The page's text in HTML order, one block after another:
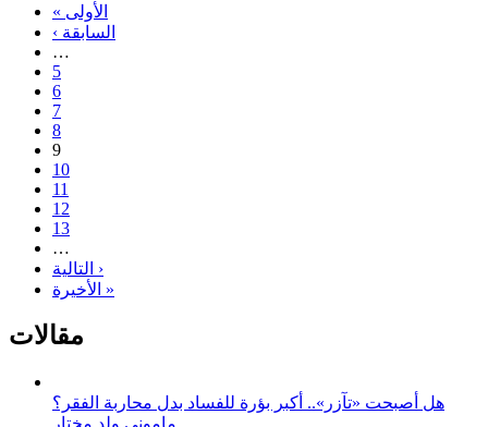
« الأولى
‹ السابقة
…
5
6
7
8
9
10
11
12
13
…
التالية ›
الأخيرة »
مقالات
هل أصبحت «تآزر».. أكبر بؤرة للفساد بدل محاربة الفقر؟